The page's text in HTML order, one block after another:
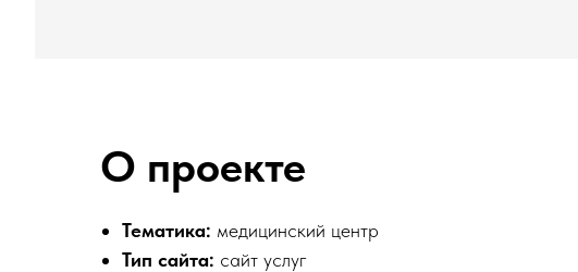
О проекте
Тематика: медицинский центр
Тип сайта: сайт услуг